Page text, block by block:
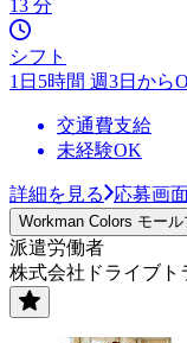
13 分
シフト
1日5時間 週3日から
交通費支給
未経験OK
詳細を見る 応募画
Workman Colors モー
派遣労働者
株式会社ドライブト